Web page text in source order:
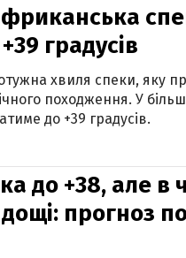
градусів
хвиля спеки, яку
походження. У
до +39 градусів.
до +38, але в
прогноз